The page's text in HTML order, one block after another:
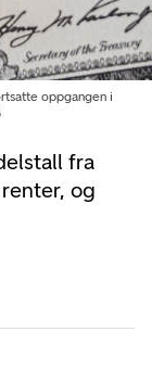
fra
og
oppgangen i